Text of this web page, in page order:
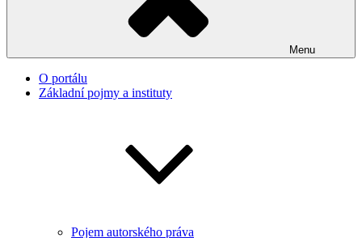
Menu
O portálu
Základní pojmy a instituty
Pojem autorského práva